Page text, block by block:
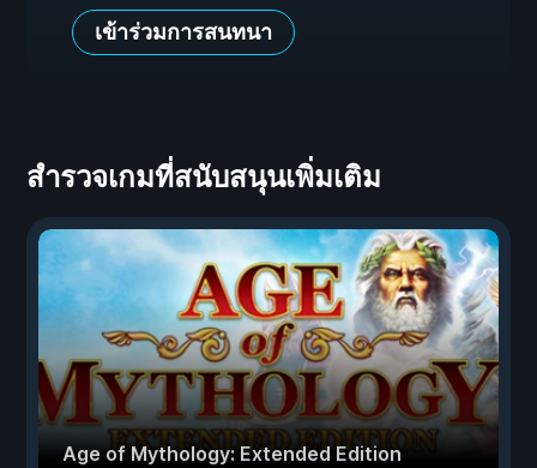
เข้าร่วมการสนทนา
สำรวจเกมที่สนับสนุนเพิ่มเติม
Age of Mythology: Extended Edition